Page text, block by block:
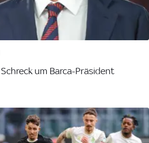
um Barca-Präsident